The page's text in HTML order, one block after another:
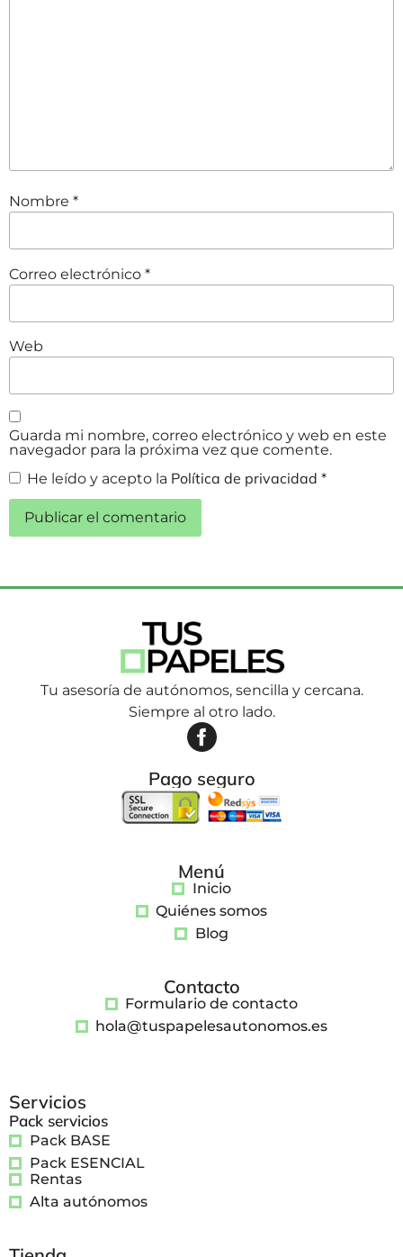
Nombre *
Correo electrónico *
Web
Guarda mi nombre, correo electrónico y web en este
navegador para la próxima vez que comente.
He leído y acepto la Política de privacidad *
Tu asesoría de autónomos, sencilla y cercana.
Siempre al otro lado.
Pago seguro
Menú
Inicio
Quiénes somos
Blog
Contacto
Formulario de contacto
hola@tuspapelesautonomos.es
Servicios
Pack servicios
Pack BASE
Pack ESENCIAL
Rentas
Alta autónomos